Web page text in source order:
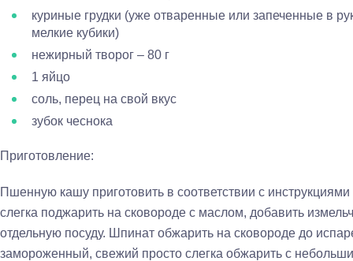
куриные грудки (уже отваренные или запеченные в
мелкие кубики)
нежирный творог – 80 г
1 яйцо
соль, перец на свой вкус
зубок чеснока
Приготовление:
Пшенную кашу приготовить в соответствии с
слегка поджарить на сковороде с маслом, добавить
отдельную посуду. Шпинат обжарить на сковороде до
замороженный, свежий просто слегка обжарить с